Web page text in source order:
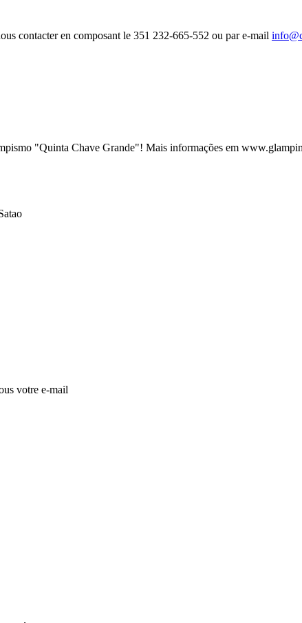
contacter en composant le 351 232-665-552 ou par e-mail
"Quinta Chave Grande"! Mais informações em
votre e-mail